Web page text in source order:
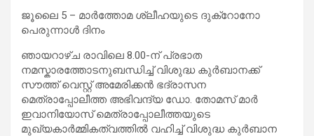
ജൂലൈ 5 – മാർത്തോമ ശ്ലീഹയുടെ ദുക്റോനോ
പെരുന്നാൾ ദിനം
ഞായറാഴ്ച രാവിലെ 8.00-ന് പ്രഭാത
നമസ്കാരത്തോടനുബന്ധിച്ച് വിശുദ്ധ കുർബാനക്ക്
സൗത്ത് വെസ്റ്റ് അമേരിക്കൻ ഭദ്രാസന
മെത്രാപ്പോലീത്ത അഭിവന്ദ്യ ഡോ. തോമസ് മാർ
ഇവാനിയോസ് മെത്രാപ്പോലീത്തയുടെ
മുഖ്യകാർമ്മികത്വത്തിൽ വഹിച്ച് വിശുദ്ധ കുർബാന